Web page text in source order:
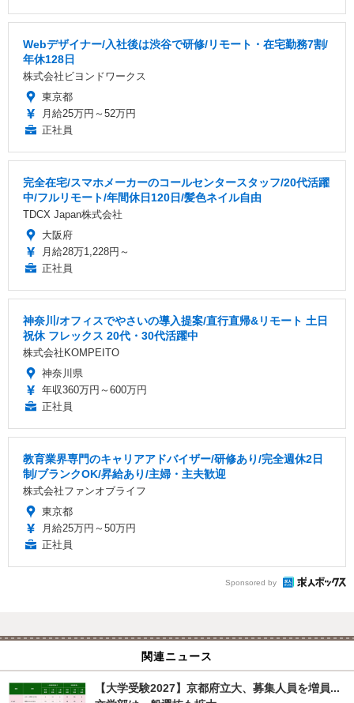
Webデザイナー/入社後は渋谷で研修/リモート・在宅勤務7割/
年休128日
株式会社ビヨンドワークス
東京都
月給25万円～52万円
正社員
完全在宅/スマホメーカーのコールセンタースタッフ/20代活躍
中/フルリモート/年間休日120日/髪色ネイル自由
TDCX Japan株式会社
大阪府
月給28万1,228円～
正社員
神奈川/オフィスでやさいの導入提案/直行直帰&リモート 土日
祝休 フレックス 20代・30代活躍中
株式会社KOMPEITO
神奈川県
年収360万円～600万円
正社員
教育業界専門のキャリアアドバイザー/研修あり/完全週休2日
制/ブランクOK/昇給あり/主婦・主夫歓迎
株式会社ファンオブライフ
東京都
月給25万円～50万円
正社員
Sponsored by
関連ニュース
【大学受験2027】京都府立大、募集人員を増員...